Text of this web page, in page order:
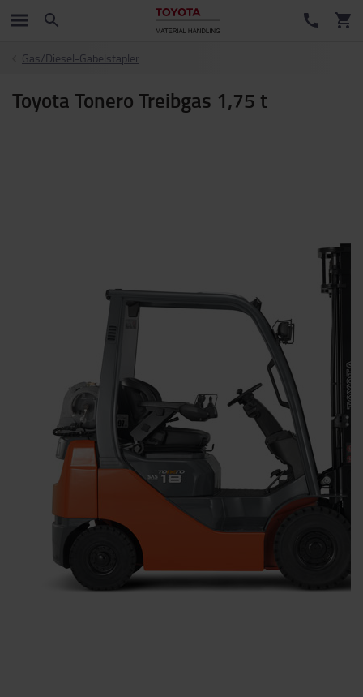
Gas/Diesel-Gabelstapler
Toyota Tonero Treibgas 1,75 t